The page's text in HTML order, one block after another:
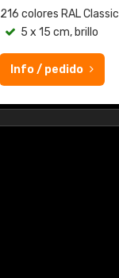
216 colores RAL Classic
5 x 15 cm, brillo
Info / pedido